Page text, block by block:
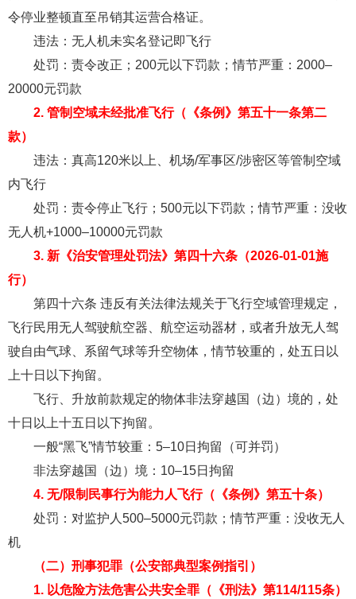
令停业整顿直至吊销其运营合格证。
违法：无人机未实名登记即飞行
处罚：责令改正；200元以下罚款；情节严重：2000–
20000元罚款
2. 管制空域未经批准飞行（《条例》第五十一条第二
款）
违法：真高120米以上、机场/军事区/涉密区等管制空域
内飞行
处罚：责令停止飞行；500元以下罚款；情节严重：没收
无人机+1000–10000元罚款
3. 新《治安管理处罚法》第四十六条（2026‑01‑01施
行）
第四十六条 违反有关法律法规关于飞行空域管理规定，
飞行民用无人驾驶航空器、航空运动器材，或者升放无人驾
驶自由气球、系留气球等升空物体，情节较重的，处五日以
上十日以下拘留。
飞行、升放前款规定的物体非法穿越国（边）境的，处
十日以上十五日以下拘留。
一般“黑飞”情节较重：5–10日拘留（可并罚）
非法穿越国（边）境：10–15日拘留
4. 无/限制民事行为能力人飞行（《条例》第五十条）
处罚：对监护人500–5000元罚款；情节严重：没收无人
机
（二）刑事犯罪（公安部典型案例指引）
1. 以危险方法危害公共安全罪（《刑法》第114/115条）